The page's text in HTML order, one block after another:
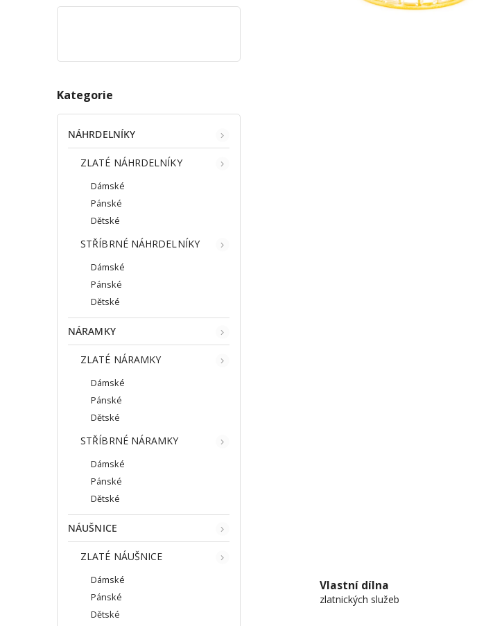
Kategorie
NÁHRDELNÍKY
ZLATÉ NÁHRDELNÍKY
Dámské
Pánské
Dětské
STŘÍBRNÉ NÁHRDELNÍKY
Dámské
Pánské
Dětské
NÁRAMKY
ZLATÉ NÁRAMKY
Dámské
Pánské
Dětské
STŘÍBRNÉ NÁRAMKY
Dámské
Pánské
Dětské
NÁUŠNICE
ZLATÉ NÁUŠNICE
Dámské
Pánské
Dětské
Vlastní dílna
zlatnických služeb